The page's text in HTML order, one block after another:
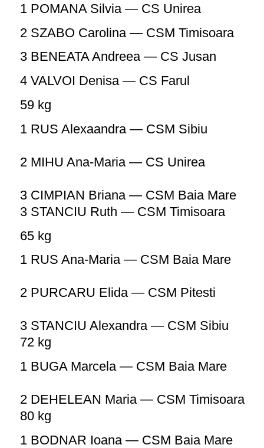
1 POMANA Silvia — CS Unirea
2 SZABO Carolina — CSM Timisoara
3 BENEATA Andreea — CS Jusan
4 VALVOI Denisa — CS Farul
59 kg
1 RUS Alexaandra — CSM Sibiu
2 MIHU Ana-Maria — CS Unirea
3 CIMPIAN Briana — CSM Baia Mare
3 STANCIU Ruth — CSM Timisoara
65 kg
1 RUS Ana-Maria — CSM Baia Mare
2 PURCARU Elida — CSM Pitesti
3 STANCIU Alexandra — CSM Sibiu
72 kg
1 BUGA Marcela — CSM Baia Mare
2 DEHELEAN Maria — CSM Timisoara
80 kg
1 BODNAR Ioana — CSM Baia Mare